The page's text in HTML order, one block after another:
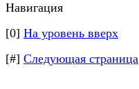
Навигация
[0] На уровень вверх
[#] Следующая страница